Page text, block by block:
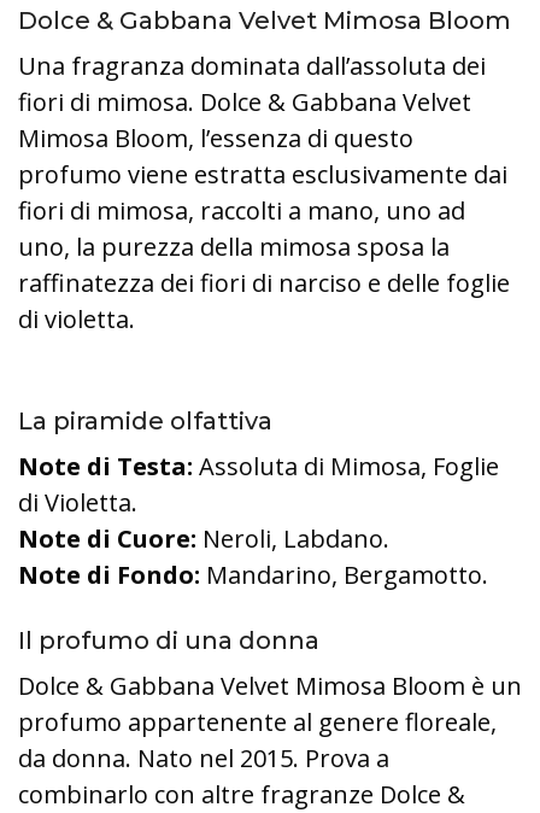
Dolce & Gabbana Velvet Mimosa Bloom
Una fragranza dominata dall’assoluta dei
fiori di mimosa. Dolce & Gabbana Velvet
Mimosa Bloom, l’essenza di questo
profumo viene estratta esclusivamente dai
fiori di mimosa, raccolti a mano, uno ad
uno, la purezza della mimosa sposa la
raffinatezza dei fiori di narciso e delle foglie
di violetta.
La piramide olfattiva
Note di Testa: Assoluta di Mimosa, Foglie
di Violetta.
Note di Cuore: Neroli, Labdano.
Note di Fondo: Mandarino, Bergamotto.
Il profumo di una donna
Dolce & Gabbana Velvet Mimosa Bloom è un
profumo appartenente al genere floreale,
da donna. Nato nel 2015. Prova a
combinarlo con altre fragranze Dolce &